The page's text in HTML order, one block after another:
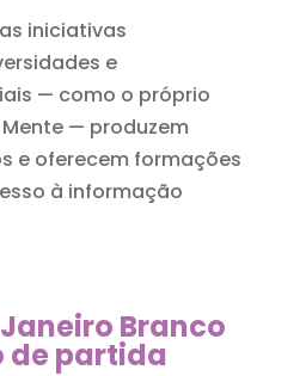
iniciativas
e
— como o próprio
— produzem
e oferecem formações
à informação
Branco
de partida